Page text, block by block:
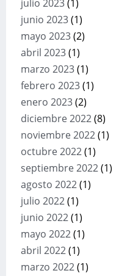
julio 2023(1)
junio 2023(1)
mayo 2023(2)
abril 2023(1)
marzo 2023(1)
febrero 2023(1)
enero 2023(2)
diciembre 2022(8)
noviembre 2022(1)
octubre 2022(1)
septiembre 2022(1)
agosto 2022(1)
julio 2022(1)
junio 2022(1)
mayo 2022(1)
abril 2022(1)
marzo 2022(1)